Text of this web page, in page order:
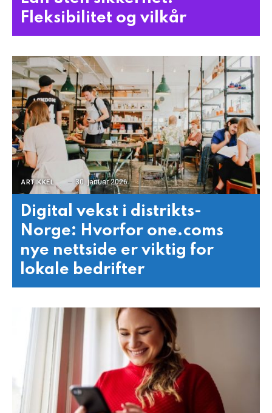
Fleksibilitet og vilkår
ARTIKKEL 30. januar 2026
Digital vekst i distrikts-
Norge: Hvorfor one.coms
nye nettside er viktig for
lokale bedrifter